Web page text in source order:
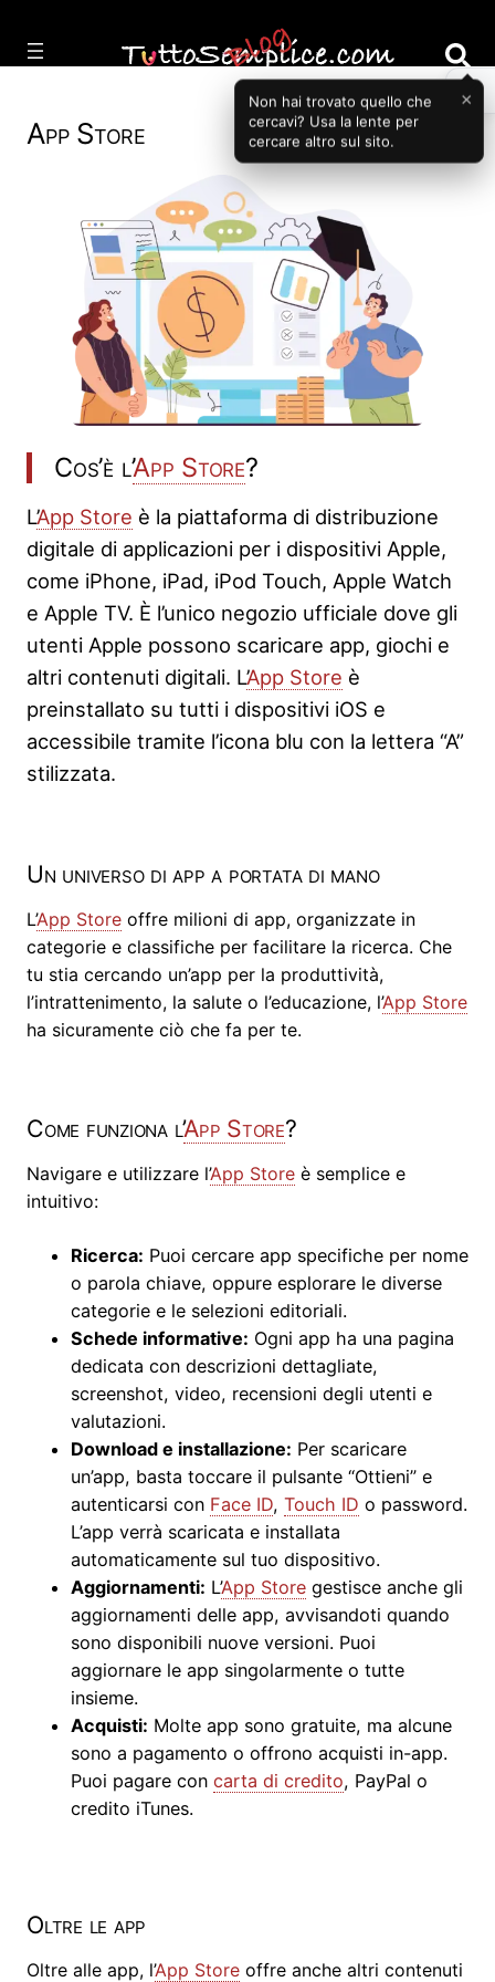
contenuto
App Store
Cos’è l’App Store?
L’App Store è la piattaforma di distribuzione
digitale di applicazioni per i dispositivi Apple,
come iPhone, iPad, iPod Touch, Apple Watch
e Apple TV. È l’unico negozio ufficiale dove gli
utenti Apple possono scaricare app, giochi e
altri contenuti digitali. L’App Store è
preinstallato su tutti i dispositivi iOS e
accessibile tramite l’icona blu con la lettera “A”
stilizzata.
Un universo di app a portata di mano
L’App Store offre milioni di app, organizzate in
categorie e classifiche per facilitare la ricerca. Che
tu stia cercando un’app per la produttività,
l’intrattenimento, la salute o l’educazione, l’App Store
ha sicuramente ciò che fa per te.
Come funziona l’App Store?
Navigare e utilizzare l’App Store è semplice e
intuitivo:
Ricerca: Puoi cercare app specifiche per nome
o parola chiave, oppure esplorare le diverse
categorie e le selezioni editoriali.
Schede informative: Ogni app ha una pagina
dedicata con descrizioni dettagliate,
screenshot, video, recensioni degli utenti e
valutazioni.
Download e installazione: Per scaricare
un’app, basta toccare il pulsante “Ottieni” e
autenticarsi con Face ID, Touch ID o password.
L’app verrà scaricata e installata
automaticamente sul tuo dispositivo.
Aggiornamenti: L’App Store gestisce anche gli
aggiornamenti delle app, avvisandoti quando
sono disponibili nuove versioni. Puoi
aggiornare le app singolarmente o tutte
insieme.
Acquisti: Molte app sono gratuite, ma alcune
sono a pagamento o offrono acquisti in-app.
Puoi pagare con carta di credito, PayPal o
credito iTunes.
Oltre le app
Oltre alle app, l’App Store offre anche altri contenuti
Non hai trovato quello che
cercavi? Usa la lente per
cercare altro sul sito.
×